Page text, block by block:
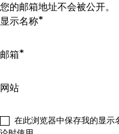
您的邮箱地址不会被公开。
显示名称*
邮箱*
网站
在此浏览器中保存我的显示